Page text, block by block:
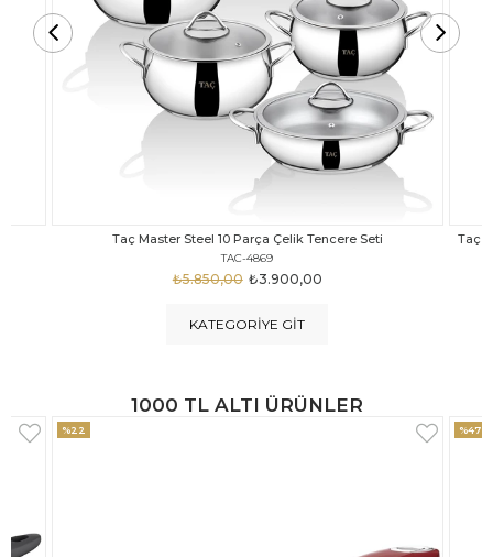
Taç Carabella Döküm Cam Kapak 7 Parça Tencere Seti Siyah
TAC-3817
₺3.250,00
₺4.350,00
KATEGORIYE GIT
1000 TL ALTI ÜRÜNLER
%47 %18